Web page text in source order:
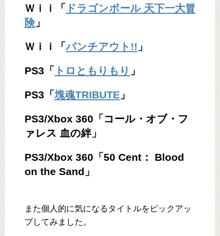
Ｗｉｉ「
ドラゴンボール 天下一大冒
険」
Ｗｉｉ「パンチアウト!! 」
PS3「 トロともりもり 」
PS3「塊魂TRIBUTE 」
PS3/Xbox 360「コール・オブ・フ
ァレス 血の絆」
PS3/Xbox 360「50 Cent： Blood
on the Sand」
また個人的に気になるタイトルをピックアッ
プしてみました。